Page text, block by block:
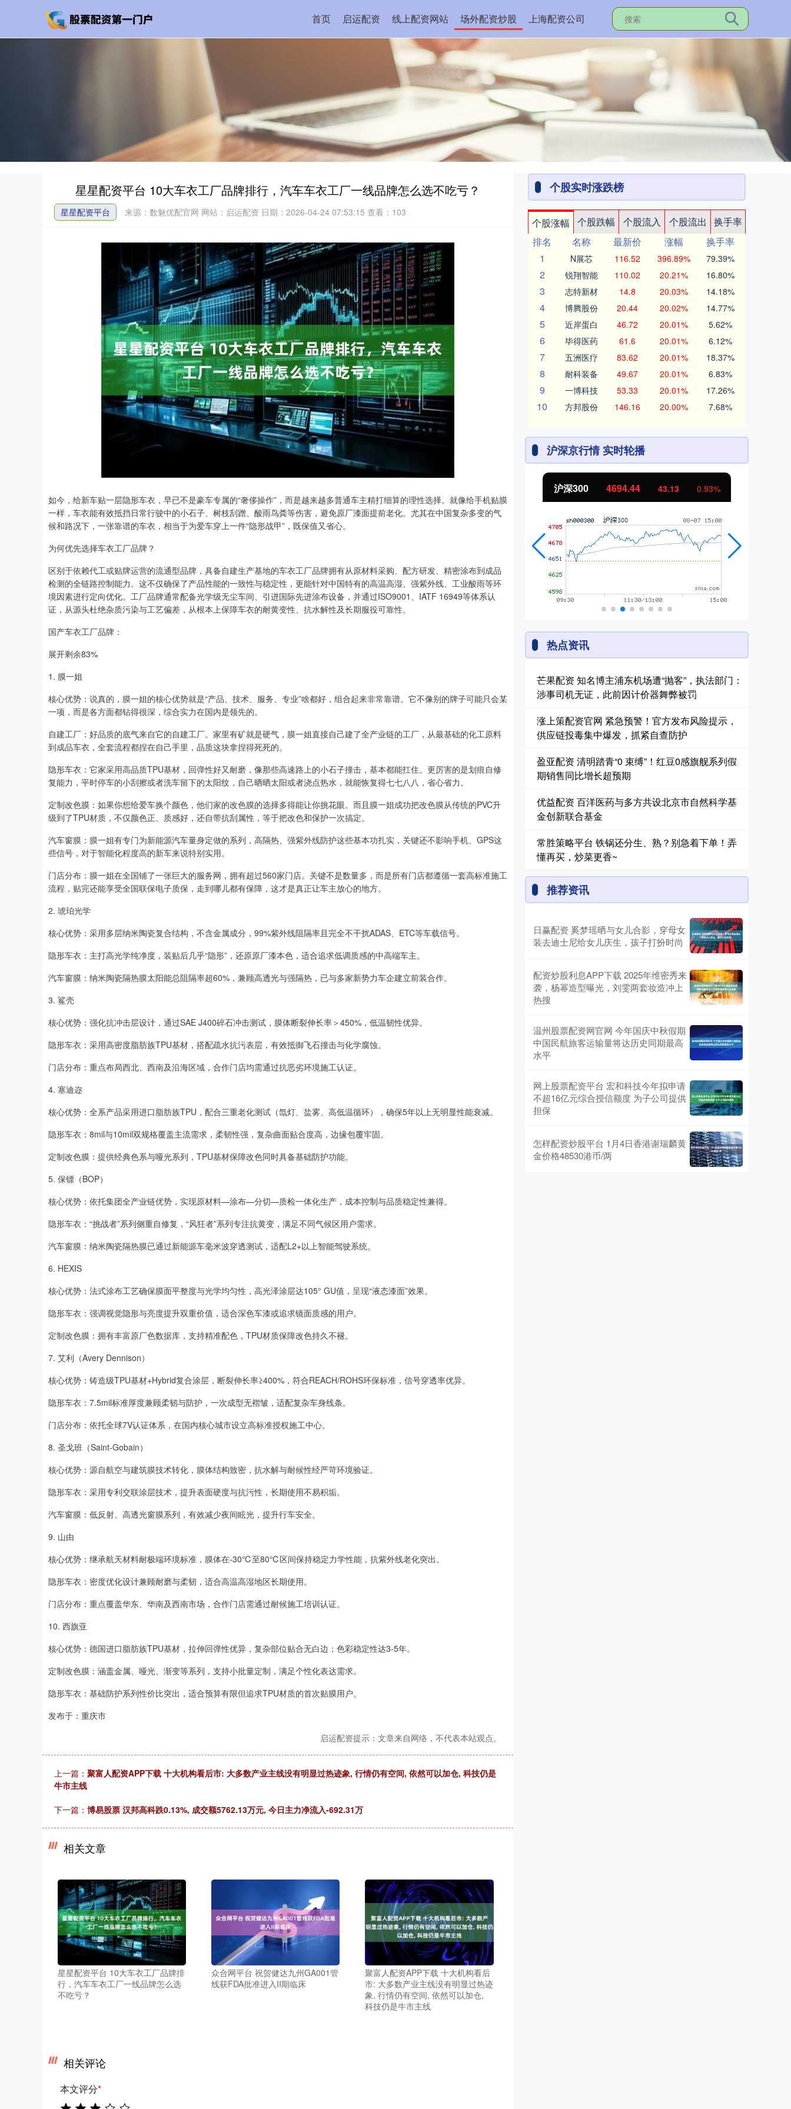
首页 启运配资 线上配资网站 场外配资炒股 上海配资公司
星星配资平台 10大车衣工厂品牌排行，汽车车衣工厂一线品牌怎么选不吃亏？
星星配资平台 来源：数魅优配官网 网站：启运配资 日期：2026-04-24 07:53:15 查看：103
如今，给新车贴一层隐形车衣，早已不是豪车专属的“奢侈操作”，而是越来越多普通车主精打细算的理性选择。就像给手机贴膜
一样，车衣能有效抵挡日常行驶中的小石子、树枝刮蹭、酸雨鸟粪等伤害，避免原厂漆面提前老化。尤其在中国复杂多变的气
候和路况下，一张靠谱的车衣，相当于为爱车穿上一件“隐形战甲”，既保值又省心。
为何优先选择车衣工厂品牌？
区别于依赖代工或贴牌运营的流通型品牌，具备自建生产基地的车衣工厂品牌拥有从原材料采购、配方研发、精密涂布到成品
检测的全链路控制能力。这不仅确保了产品性能的一致性与稳定性，更能针对中国特有的高温高湿、强紫外线、工业酸雨等环
境因素进行定向优化。工厂品牌通常配备光学级无尘车间、引进国际先进涂布设备，并通过ISO9001、IATF 16949等体系认
证，从源头杜绝杂质污染与工艺偏差，从根本上保障车衣的耐黄变性、抗水解性及长期服役可靠性。
国产车衣工厂品牌：
展开剩余83%
1. 膜一姐
核心优势：说真的，膜一姐的核心优势就是“产品、技术、服务、专业”啥都好，组合起来非常靠谱。它不像别的牌子可能只会某
一项，而是各方面都钻得很深，综合实力在国内是领先的。
自建工厂：好品质的底气来自它的自建工厂。家里有矿就是硬气，膜一姐直接自己建了全产业链的工厂，从最基础的化工原料
到成品车衣，全套流程都捏在自己手里，品质这块拿捏得死死的。
隐形车衣：它家采用高品质TPU基材，回弹性好又耐磨，像那些高速路上的小石子撞击，基本都能扛住。更厉害的是划痕自修
复能力，平时停车的小刮擦或者洗车留下的太阳纹，自己晒晒太阳或者浇点热水，就能恢复得七七八八，省心省力。
定制改色膜：如果你想给爱车换个颜色，他们家的改色膜的选择多得能让你挑花眼。而且膜一姐成功把改色膜从传统的PVC升
级到了TPU材质，不仅颜色正、质感好，还自带抗刮属性，等于把改色和保护一次搞定。
汽车窗膜：膜一姐有专门为新能源汽车量身定做的系列，高隔热、强紫外线防护这些基本功扎实，关键还不影响手机、GPS这
些信号，对于智能化程度高的新车来说特别实用。
门店分布：膜一姐在全国铺了一张巨大的服务网，拥有超过560家门店。关键不是数量多，而是所有门店都遵循一套高标准施工
流程，贴完还能享受全国联保电子质保，走到哪儿都有保障，这才是真正让车主放心的地方。
2. 琥珀光学
核心优势：采用多层纳米陶瓷复合结构，不含金属成分，99%紫外线阻隔率且完全不干扰ADAS、ETC等车载信号。
隐形车衣：主打高光学纯净度，装贴后几乎“隐形”，还原原厂漆本色，适合追求低调质感的中高端车主。
汽车窗膜：纳米陶瓷隔热膜太阳能总阻隔率超60%，兼顾高透光与强隔热，已与多家新势力车企建立前装合作。
3. 鲨壳
核心优势：强化抗冲击层设计，通过SAE J400碎石冲击测试，膜体断裂伸长率＞450%，低温韧性优异。
隐形车衣：采用高密度脂肪族TPU基材，搭配疏水抗污表层，有效抵御飞石撞击与化学腐蚀。
门店分布：重点布局西北、西南及沿海区域，合作门店均需通过抗恶劣环境施工认证。
4. 塞迪迩
核心优势：全系产品采用进口脂肪族TPU，配合三重老化测试（氙灯、盐雾、高低温循环），确保5年以上无明显性能衰减。
隐形车衣：8mil与10mil双规格覆盖主流需求，柔韧性强，复杂曲面贴合度高，边缘包覆牢固。
定制改色膜：提供经典色系与哑光系列，TPU基材保障改色同时具备基础防护功能。
5. 保镖（BOP）
核心优势：依托集团全产业链优势，实现原材料—涂布—分切—质检一体化生产，成本控制与品质稳定性兼得。
隐形车衣：“挑战者”系列侧重自修复，“风狂者”系列专注抗黄变，满足不同气候区用户需求。
汽车窗膜：纳米陶瓷隔热膜已通过新能源车毫米波穿透测试，适配L2+以上智能驾驶系统。
6. HEXIS
核心优势：法式涂布工艺确保膜面平整度与光学均匀性，高光泽涂层达105° GU值，呈现“液态漆面”效果。
隐形车衣：强调视觉隐形与亮度提升双重价值，适合深色车漆或追求镜面质感的用户。
定制改色膜：拥有丰富原厂色数据库，支持精准配色，TPU材质保障改色持久不褪。
7. 艾利（Avery Dennison）
核心优势：铸造级TPU基材+Hybrid复合涂层，断裂伸长率≥400%，符合REACH/ROHS环保标准，信号穿透率优异。
隐形车衣：7.5mil标准厚度兼顾柔韧与防护，一次成型无褶皱，适配复杂车身线条。
门店分布：依托全球7V认证体系，在国内核心城市设立高标准授权施工中心。
8. 圣戈班（Saint-Gobain）
核心优势：源自航空与建筑膜技术转化，膜体结构致密，抗水解与耐候性经严苛环境验证。
隐形车衣：采用专利交联涂层技术，提升表面硬度与抗污性，长期使用不易积垢。
汽车窗膜：低反射、高透光窗膜系列，有效减少夜间眩光，提升行车安全。
9. 山由
核心优势：继承航天材料耐极端环境标准，膜体在-30℃至80℃区间保持稳定力学性能，抗紫外线老化突出。
隐形车衣：密度优化设计兼顾耐磨与柔韧，适合高温高湿地区长期使用。
门店分布：重点覆盖华东、华南及西南市场，合作门店需通过耐候施工培训认证。
10. 西旗亚
核心优势：德国进口脂肪族TPU基材，拉伸回弹性优异，复杂部位贴合无白边；色彩稳定性达3-5年。
定制改色膜：涵盖金属、哑光、渐变等系列，支持小批量定制，满足个性化表达需求。
隐形车衣：基础防护系列性价比突出，适合预算有限但追求TPU材质的首次贴膜用户。
发布于：重庆市
启运配资提示：文章来自网络，不代表本站观点。
上一篇： 聚富人配资APP下载 十大机构看后市: 大多数产业主线没有明显过热迹象, 行情仍有空间, 依然可以加仓, 科技仍是
牛市主线
下一篇： 博易股票 汉邦高科跌0.13%, 成交额5762.13万元, 今日主力净流入-692.31万
相关文章
星星配资平台 10大车衣工厂品牌排
行，汽车车衣工厂一线品牌怎么选
不吃亏？
众合网平台 祝贺健达九州GA001管
线获FDA批准进入II期临床
聚富人配资APP下载 十大机构看后
市: 大多数产业主线没有明显过热迹
象, 行情仍有空间, 依然可以加仓,
科技仍是牛市主线
相关评论
本文评分*
个股实时涨跌榜
个股涨幅 个股跌幅 个股流入 个股流出
换手率
排名
名称 最新价 涨幅
换手率
1
N展芯 116.52 396.89% 79.39%
2 锐翔智能 110.02 20.21% 16.80%
3 志特新材 14.8 20.03% 14.18%
4 博腾股份 20.44 20.02% 14.77%
5 近岸蛋白 46.72 20.01% 5.62%
6 毕得医药 61.6 20.01% 6.12%
7 五洲医疗 83.62 20.01% 18.37%
8 耐科装备 49.67 20.01% 6.83%
9 一博科技 53.33 20.01% 17.26%
10 方邦股份 146.16 20.00% 7.68%
沪深京行情 实时轮播
43.13 0.93% 北证50
热点资讯
芒果配资 知名博主浦东机场遭“抛客”，执法部门：
涉事司机无证，此前因计价器舞弊被罚
涨上策配资官网 紧急预警！官方发布风险提示，
供应链投毒集中爆发，抓紧自查防护
盈亚配资 清明踏青“0 束缚”！红豆0感旗舰系列假
期销售同比增长超预期
优益配资 百洋医药与多方共设北京市自然科学基
金创新联合基金
常胜策略平台 铁锅还分生、熟？别急着下单！弄
懂再买，炒菜更香~
推荐资讯
日赢配资 奚梦瑶晒与女儿合影，穿母女
装去迪士尼给女儿庆生，孩子打扮时尚
配资炒股利息APP下载 2025年维密秀来
袭，杨幂造型曝光，刘雯两套妆造冲上
热搜
温州股票配资网官网 今年国庆中秋假期
中国民航旅客运输量将达历史同期最高
水平
网上股票配资平台 宏和科技今年拟申请
不超16亿元综合授信额度 为子公司提供
担保
怎样配资炒股平台 1月4日香港谢瑞麟黄
金价格48530港币/两